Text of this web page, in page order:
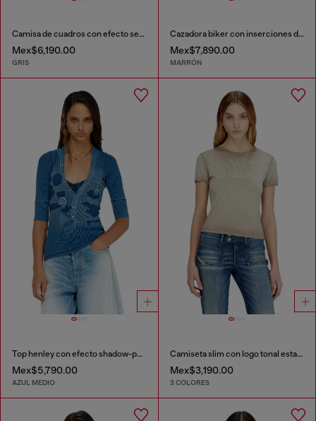
Camisa de cuadros con efecto seersucker
Mex$6,190.00
GRIS
Cazadora biker con inserciones de canalé
Mex$7,890.00
MARRÓN
Top henley con efecto shadow-patch
Mex$5,790.00
AZUL MEDIO
Camiseta slim con logo tonal estampado
Mex$3,190.00
3 COLORES